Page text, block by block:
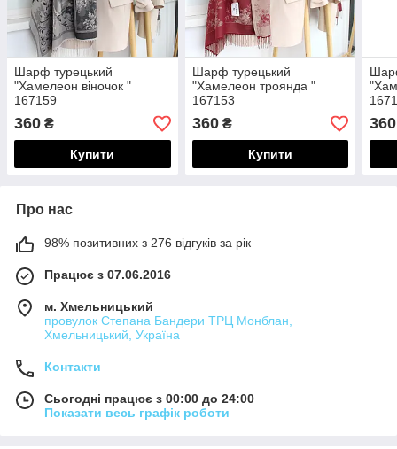
Шарф турецький
"Хамелеон віночок "
167159
360 ₴
Купити
Шарф турецький
"Хамелеон троянда "
167153
360₴
Купити
360
Про нас
98% позитивних з 276 відгуків за рік
Працює з 07.06.2016
м. Хмельницький
провулок Степана Бандери ТРЦ Монблан,
Хмельницький, Україна
Контакти
Сьогодні працює з 00:00 до 24:00
Показати весь графік роботи